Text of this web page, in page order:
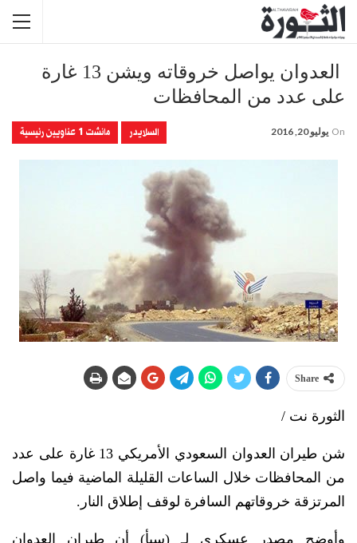
العدوان يواصل خروقاته ويشن 13 غارة
على عدد من المحافظات
السلايدر مانشت 1 عناويين رئيسية On يوليو 20, 2016
Share
الثورة نت /
شن طيران العدوان السعودي الأمريكي 13 غارة على عدد
من المحافظات خلال الساعات القليلة الماضية فيما واصل
المرتزقة خروقاتهم السافرة لوقف إطلاق النار.
وأوضح مصدر عسكري لـ (سبأ) أن طيران العدوان